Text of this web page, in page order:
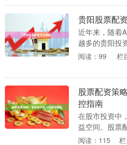
基于行业口碑、
贵阳股票配
近年来，随着
越多的贵阳投
杠杆工具。然
阅读：99 栏
股票配资策
控指南
在股市投资中
益空间。股票
大工具，允许
阅读：115